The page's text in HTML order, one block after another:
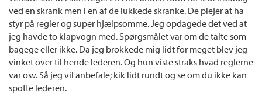
ved en skrank men i en af de lukkede skranke. De plejer at ha
styr på regler og super hjælpsomme. Jeg opdagede det ved at
jeg havde to klapvogn med. Spørgsmålet var om de talte som
bagege eller ikke. Da jeg brokkede mig lidt for meget blev jeg
vinket over til hende lederen. Og hun viste straks hvad reglerne
var osv. Så jeg vil anbefale; kik lidt rundt og se om du ikke kan
spotte lederen.